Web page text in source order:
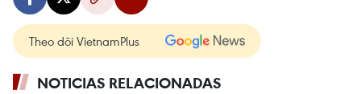
Theo dõi VietnamPlus
NOTICIAS RELACIONADAS